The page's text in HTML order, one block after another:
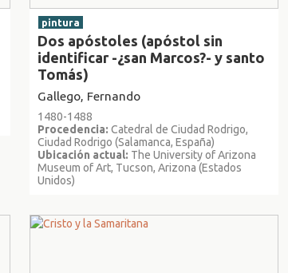
pintura
Dos apóstoles (apóstol sin
identificar -¿san Marcos?- y santo
Tomás)
Gallego, Fernando
1480-1488
Procedencia: Catedral de Ciudad Rodrigo,
Ciudad Rodrigo (Salamanca, España)
Ubicación actual: The University of Arizona
Museum of Art, Tucson, Arizona (Estados
Unidos)